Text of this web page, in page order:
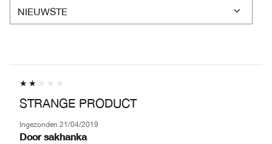
STRANGE PRODUCT
Ingezonden 21/04/2019
Door sakhanka